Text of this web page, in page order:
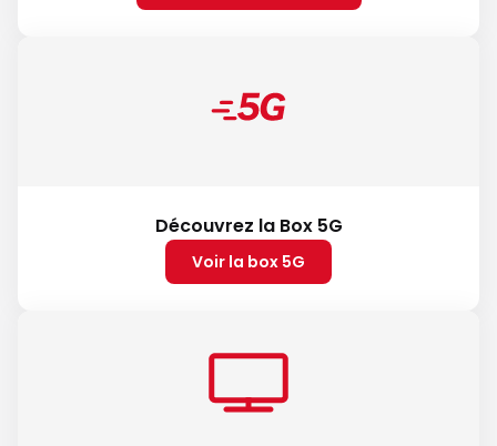
Découvrez la Box 5G
Voir la box 5G